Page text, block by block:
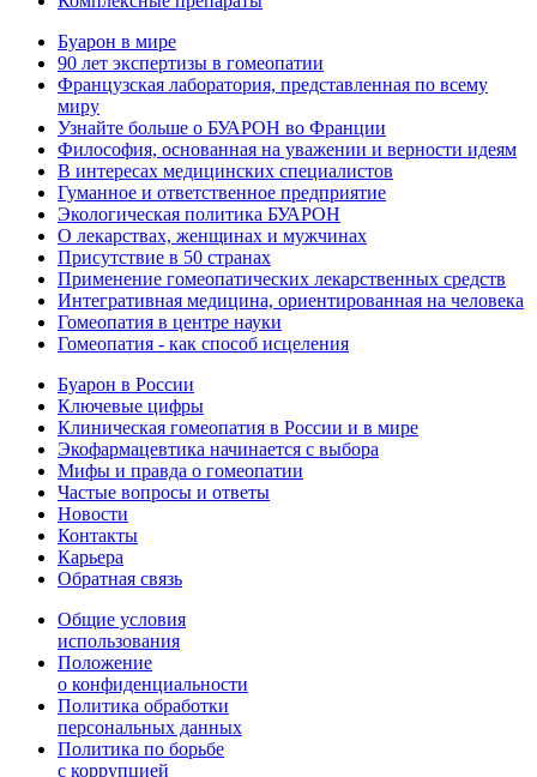
Буарон в мире
90 лет экспертизы в гомеопатии
Французская лаборатория, представленная по всему
миру
Узнайте больше о БУАРОН во Франции
Философия, основанная на уважении и верности идеям
В интересах медицинских специалистов
Гуманное и ответственное предприятие
Экологическая политика БУАРОН
О лекарствах, женщинах и мужчинах
Присутствие в 50 странах
Применение гомеопатических лекарственных средств
Интегративная медицина, ориентированная на человека
Гомеопатия в центре науки
Гомеопатия - как способ исцеления
Буарон в России
Ключевые цифры
Клиническая гомеопатия в России и в мире
Экофармацевтика начинается с выбора
Мифы и правда о гомеопатии
Частые вопросы и ответы
Новости
Контакты
Карьера
Обратная связь
Общие условия
использования
Положение
о конфиденциальности
Политика обработки
персональных данных
Политика по борьбе
с коррупцией